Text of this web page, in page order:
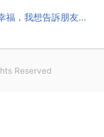
我老公出軌，我原諒了他，現在過得很幸福，我想告訴朋友們，不要太難過
Reserved